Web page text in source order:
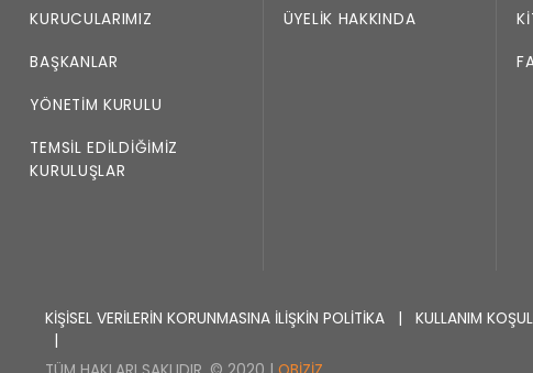
KURUCULARIMIZ
BAŞKANLAR
YÖNETIM KURULU
TEMSIL EDILDIĞIMIZ
KURULUŞLAR
ÜYELIK HAKKINDA
KİŞİSEL VERİLERİN KORUNMASINA İLİŞKİN POLİTİKA |KULLANIM
|